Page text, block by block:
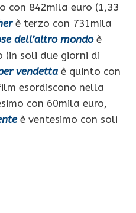
con 842mila euro (1,33
è terzo con 731mila
dell’altro mondoè
(in soli due giorni di
vendetta è quinto con
esordiscono nella
con 60mila euro,
è ventesimo con soli